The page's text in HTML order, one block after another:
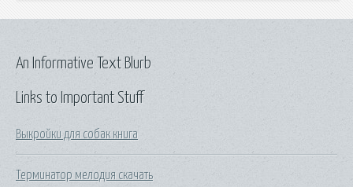
Links to Important Stuff
Выкройки для собак книга
Терминатор мелодия скачать
An Informative Text Blurb